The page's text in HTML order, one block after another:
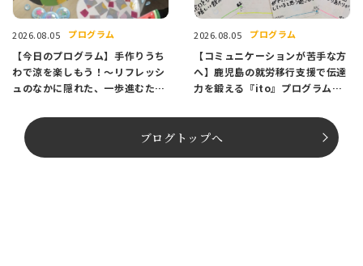
2026.08.05 プログラム
【今日のプログラム】手作りうち
わで涼を楽しもう！〜リフレッシ
ュのなかに隠れた、一歩進むため
2026.08.05 プログラム
【コミュニケーションが苦手な方
へ】鹿児島の就労移行支援で伝達
力を鍛える『ito』プログラム紹
ブログトップへ